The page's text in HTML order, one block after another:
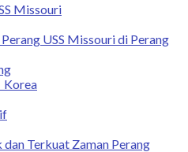
Missouri
USS Missouri di Perang
Korea
Terkuat Zaman Perang